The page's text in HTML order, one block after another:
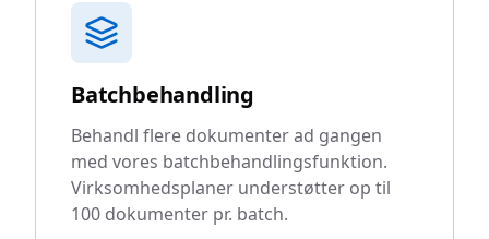
Batchbehandling
Behandl flere dokumenter ad gangen
med vores batchbehandlingsfunktion.
Virksomhedsplaner understøtter op til
100 dokumenter pr. batch.